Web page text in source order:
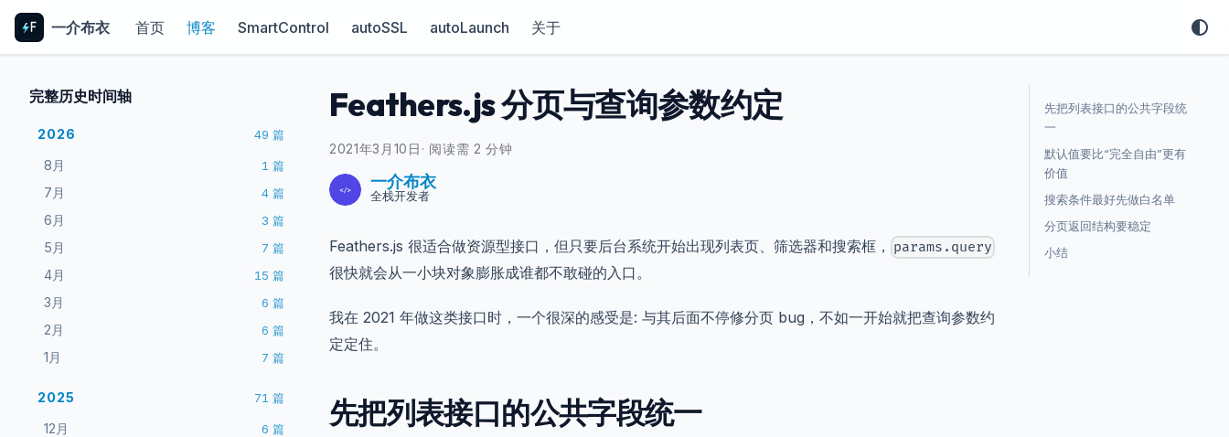
一介布衣 首页 博客 SmartControl autoSSL autoLaunch 关于
完整历史时间轴
2026 49 篇
8月 1 篇
7月 4 篇
6月 3 篇
5月 7 篇
4月 15 篇
3月 6 篇
2月 6 篇
1月 7 篇
2025 71 篇
12月 6 篇
Feathers.js 分页与查询参数约定
2021年3月10日 · 阅读需 2 分钟
一介布衣
全栈开发者
Feathers.js 很适合做资源型接口，但只要后台系统开始出现列表页、筛选器和搜索框， params.query
很快就会从一小块对象膨胀成谁都不敢碰的入口。
我在 2021 年做这类接口时，一个很深的感受是: 与其后面不停修分页 bug，不如一开始就把查询参数约
定定住。
先把列表接口的公共字段统一
先把列表接口的公共字段统
一
默认值要比“完全自由”更有
价值
搜索条件最好先做白名单
分页返回结构要稳定
小结